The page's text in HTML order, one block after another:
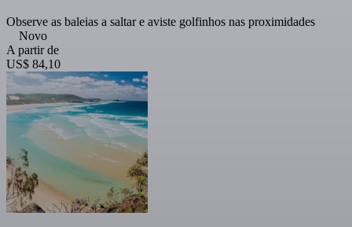
Observe as baleias a saltar e aviste golfinhos nas proximidades
Novo
A partir de
US$ 84,10